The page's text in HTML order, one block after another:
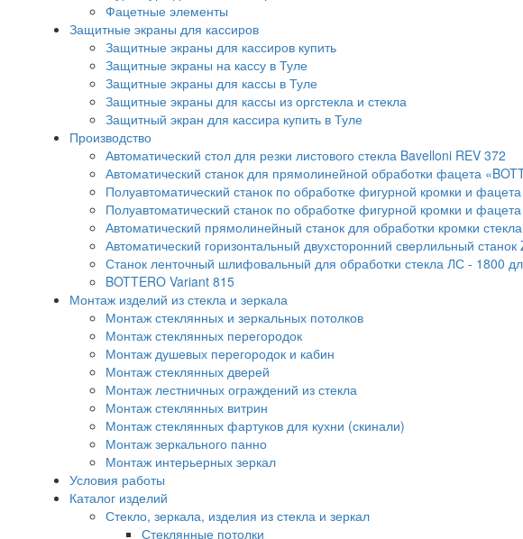
Фацетные элементы
Защитные экраны для кассиров
Защитные экраны для кассиров купить
Защитные экраны на кассу в Туле
Защитные экраны для кассы в Туле
Защитные экраны для кассы из оргстекла и стекла
Защитный экран для кассира купить в Туле
Производство
Автоматический стол для резки листового стекла Bavelloni REV 372
Автоматический станок для прямолинейной обработки фацета
Полуавтоматический станок по обработке фигурной кромки и
Полуавтоматический станок по обработке фигурной кромки и
Автоматический прямолинейный станок для обработки кромки
Автоматический горизонтальный двухсторонний сверлильный станок
Станок ленточный шлифовальный для обработки стекла ЛС - 1800
BOTTERO Variant 815
Монтаж изделий из стекла и зеркала
Монтаж стеклянных и зеркальных потолков
Монтаж стеклянных перегородок
Монтаж душевых перегородок и кабин
Монтаж стеклянных дверей
Монтаж лестничных ограждений из стекла
Монтаж стеклянных витрин
Монтаж стеклянных фартуков для кухни (скинали)
Монтаж зеркального панно
Монтаж интерьерных зеркал
Условия работы
Каталог изделий
Стекло, зеркала, изделия из стекла и зеркал
Стеклянные потолки